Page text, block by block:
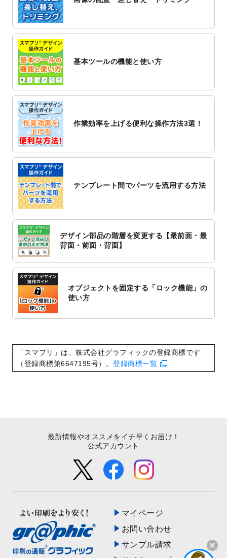
2022/12/1
2022/11/25
【新商品】封筒が作成できるようになりま
2022/11/25
【新商品】クリアファイルが作成できるよ
2022/11/4
しました。
2022/10/26
レートを追加しました。
2022/10/26
追加しました。
2022/10/20
2022/10/14
年賀ポスターのデザインテンプレートを公
2022/10/6
チラシ作成からポスティング配布注文まで
2022/10/1
2023年版1月始まりのカレンダーデザイン
2022/9/21
コンサートのチラシデザインテンプレート
2022/9/5
年賀状のデザインテンプレート
2022/9/5
喪中はがきのデザインテンプレートを公開
2022/8/24
印刷用データの解像度
を引き上げまし
た！
基本ツールの機能と使い方
作業効率を上げる便利な操作方法3選！
テンプレート間でパーツを流用する方法
デザイン部品の階層を変更する【最前面・最
背面・前面・背面】
オブジェクトを固定する「ロック機能」の
使い方
「スマプリ」は、株式会社グラフィックの登録商標です
（登録商標第6647195号）。 登録商標一覧
マイページ
お問い合わせ
サンプル請求
最新情報やオススメをイチ早くお届け！
公式アカウント